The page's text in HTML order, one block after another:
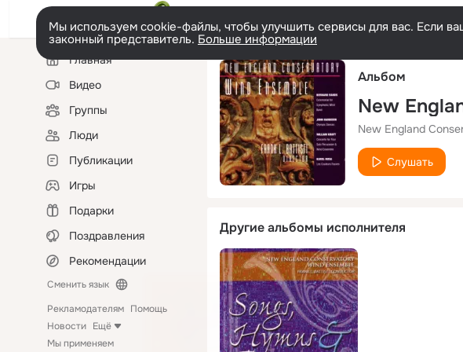
Мы используем cookie-файлы, чтобы улучшить сервисы для вас. Если
законный представитель. Больше информации
Левая
колонкаГлавная
Видео
Группы
Люди
Публикации
Игры
Подарки
Поздравления
Рекомендации
Сменить язык
Рекламодателям Помощь
Новости Ещё
Мы применяем
Альбом
New
New England
Слушать
Другие альбомы исполнителя